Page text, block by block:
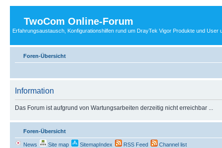
TwoCom Online-Forum
Erfahrungsaustausch, Konfigurationshilfen rund um DrayTek Vigor Produkte und User
Foren-Übersicht
Information
Das Forum ist aufgrund von Wartungsarbeiten derzeitig nicht erreichbar ...
Foren-Übersicht
News Site map SitemapIndex RSS Feed Channel list